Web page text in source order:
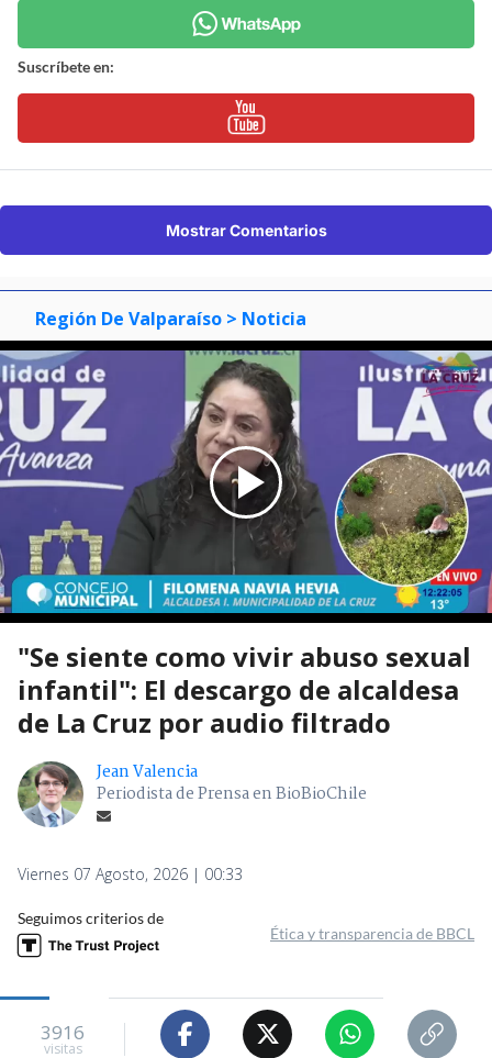
Suscríbete en:
Mostrar Comentarios
Región De Valparaíso > Noticia
"Se siente como vivir abuso sexual
infantil": El descargo de alcaldesa
de La Cruz por audio filtrado
Jean Valencia
Periodista de Prensa en BioBioChile
Viernes 07 Agosto, 2026 | 00:33
Seguimos criterios de
Ética y transparencia de BBCL
3916
visitas